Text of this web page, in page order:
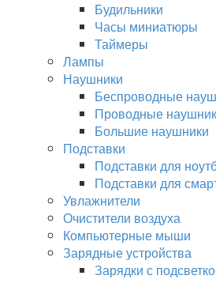
Будильники
Часы миниатюры
Таймеры
Лампы
Наушники
Беспроводные
Проводные
Большие наушники
Подставки
Подставки для
Подставки для
Увлажнители
Очистители воздуха
Компьютерные мыши
Зарядные устройства
Зарядки с